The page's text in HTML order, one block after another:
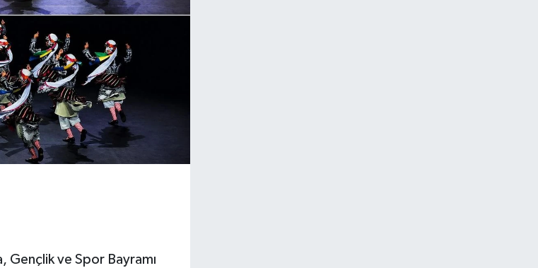
Gençlik ve Spor Bayramı